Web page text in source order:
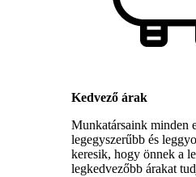
Kedvező árak
Munkatársaink minden
legegyszerűbb és
keresik, hogy önnek a
legkedvezőbb árakat